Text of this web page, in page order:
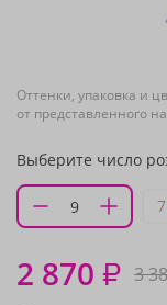
Оттенки, упаковка и
от представленного
Выберите число
7
2 870 ₽ 3